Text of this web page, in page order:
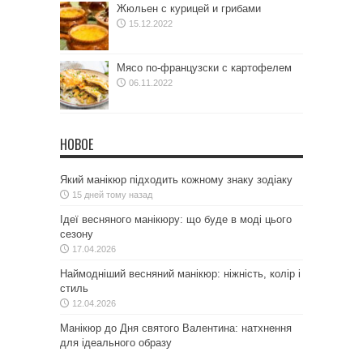
Жюльен с курицей и грибами
15.12.2022
Мясо по-французски с картофелем
06.11.2022
НОВОЕ
Який манікюр підходить кожному знаку зодіаку
15 дней тому назад
Ідеї весняного манікюру: що буде в моді цього
сезону
17.04.2026
Наймодніший весняний манікюр: ніжність, колір і
стиль
12.04.2026
Манікюр до Дня святого Валентина: натхнення
для ідеального образу